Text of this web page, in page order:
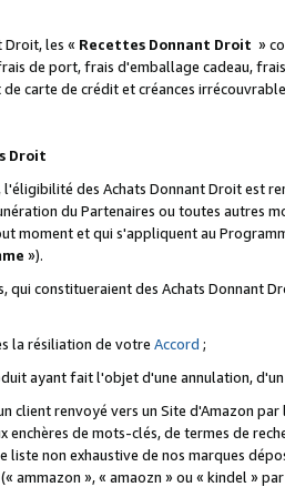
Droit, les « Recettes Donnant Droit »
de port, frais d'emballage cadeau,
carte de crédit et créances
Droit
des Achats Donnant Droit est
du Partenaires ou toutes autres
moment et qui s'appliquent au
»).
qui constitueraient des Achats Donnant
la résiliation de votre Accord ;
ayant fait l'objet d'une annulation,
client renvoyé vers un Site d'Amazon
enchères de mots-clés, de termes de
liste non exhaustive de nos marques
ammazon », « amaozn » ou « kindel »